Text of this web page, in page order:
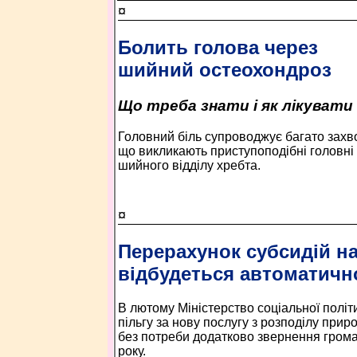
¤
Болить голова через
шийний остеохондроз
Що треба знати і як лікувати
Головний біль супроводжує багато
що викликають приступоподібні
шийного відділу хребта.
¤
Перерахунок субсидій
відбудеться
В лютому Міністерство соціальної
пільгу за нову послугу з розподілу
без потреби додатково звернення
року.